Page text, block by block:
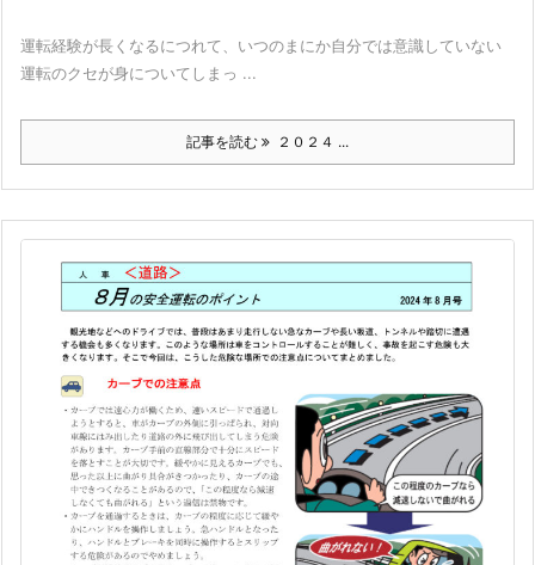
運転経験が長くなるにつれて、いつのまにか自分では意識していない
運転のクセが身についてしまっ ...
記事を読む ２０２４ ...